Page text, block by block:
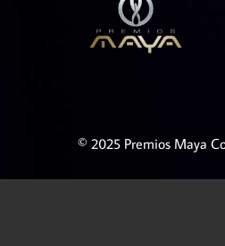
© 2025 Premios Maya